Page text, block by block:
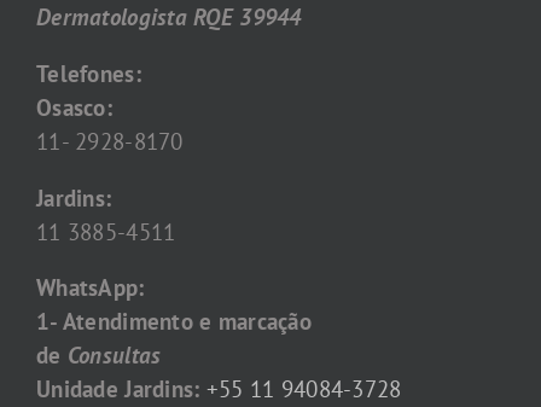
Dermatologista RQE 39944
Telefones:
Osasco:
11- 2928-8170
Jardins:
11 3885-4511
WhatsApp:
1- Atendimento e marcação
de Consultas
Unidade Jardins: +55 11 94084-3728